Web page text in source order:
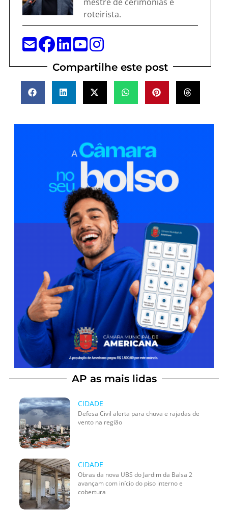
roteirista.
Compartilhe este post
AP as mais lidas
CIDADE
Defesa Civil alerta para chuva e rajadas de
vento na região
CIDADE
Obras da nova UBS do Jardim da Balsa 2
avançam com início do piso interno e
cobertura